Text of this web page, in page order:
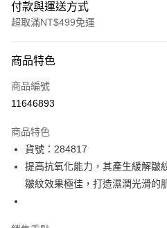
付款與運送方式
超取滿NT$499免運
icash Pay
信用卡一次付款
LINE Pay
Apple Pay
悠遊付
商品特色
商品編號
11646893
商品特色
貨號：284817
提高抗氧化能力，其產生緩解皺
皺紋效果極佳，打造濕潤光滑的